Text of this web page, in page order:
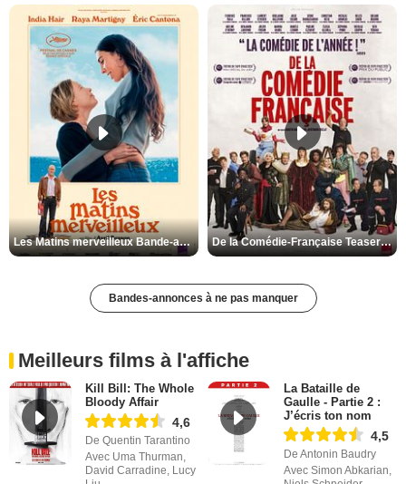
Les Matins merveilleux Bande-annonce VF De la Comédie-Française Teaser VF
Bandes-annonces à ne pas manquer
Meilleurs films à l'affiche
Kill Bill: The Whole
Bloody Affair
4,6
De Quentin Tarantino
Avec Uma Thurman,
David Carradine, Lucy
La Bataille de
Gaulle - Partie 2 :
J’écris ton nom
4,5
De Antonin Baudry
Avec Simon Abkarian,